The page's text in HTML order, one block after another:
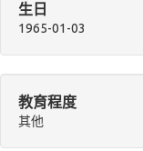
生日
1965-01-03
教育程度
其他